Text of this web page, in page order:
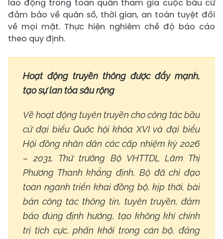
lao động trong toàn quân tham gia cuộc bầu cử
đảm bảo về quân số, thời gian, an toàn tuyệt đối
về mọi mặt. Thực hiện nghiêm chế độ báo cáo
theo quy định.
Hoạt động truyền thông được đẩy mạnh,
tạo sự lan tỏa sâu rộng
Về hoạt động tuyên truyền cho công tác bầu
cử đại biểu Quốc hội khóa XVI và đại biểu
Hội đồng nhân dân các cấp nhiệm kỳ 2026
– 2031, Thứ trưởng Bộ VHTTDL Lâm Thị
Phương Thanh khẳng định, Bộ đã chỉ đạo
toàn ngành triển khai đồng bộ, kịp thời, bài
bản công tác thông tin, tuyên truyền, đảm
bảo đúng định hướng, tạo không khí chính
trị tích cực, phấn khởi trong cán bộ, đảng